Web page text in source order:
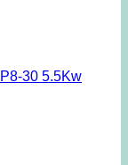
30 5.5Kw